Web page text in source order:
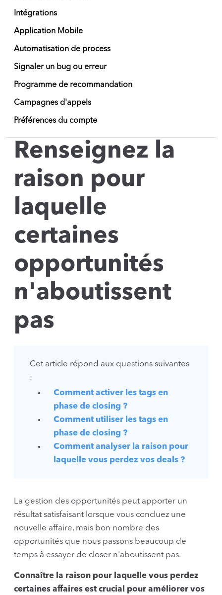
Intégrations
Application Mobile
Automatisation de process
Signaler un bug ou erreur
Programme de recommandation
Campagnes d'appels
Préférences du compte
Renseignez la
raison pour
laquelle
certaines
opportunités
n'aboutissent
pas
Cet article répond aux questions suivantes
:
Comment activer les tags en
phase de closing ?
Comment utiliser les tags en
phase de closing ?
Comment analyser la raison pour
laquelle vous perdez vos deals ?
La gestion des opportunités peut apporter un
résultat satisfaisant lorsque vous concluez une
nouvelle affaire, mais bon nombre des
opportunités que nous passons beaucoup de
temps à essayer de closer n'aboutissent pas.
Connaître la raison pour laquelle vous perdez
certaines affaires est crucial pour améliorer vos